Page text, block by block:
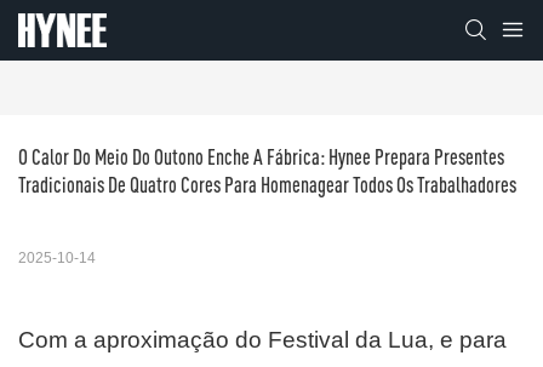
O Calor Do Meio Do Outono Enche A Fábrica: Hynee Prepara Presentes
Tradicionais De Quatro Cores Para Homenagear Todos Os Trabalhadores
2025-10-14
Com a aproximação do Festival da Lua, e para